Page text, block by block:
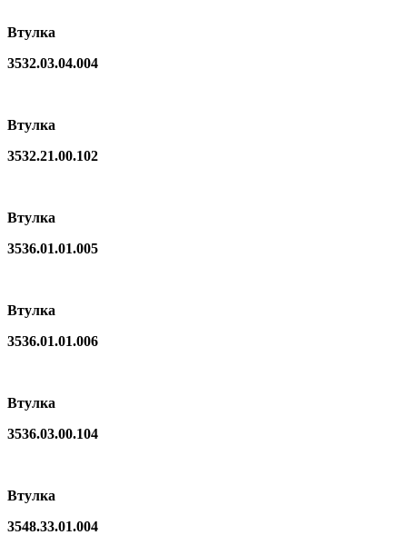
Втулка
3532.03.04.004
Втулка
3532.21.00.102
Втулка
3536.01.01.005
Втулка
3536.01.01.006
Втулка
3536.03.00.104
Втулка
3548.33.01.004